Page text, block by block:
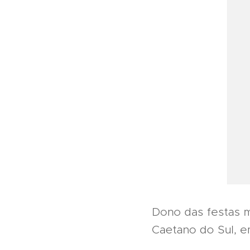
Dono das festas
Caetano do Sul,